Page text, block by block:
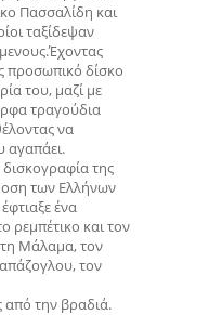
Πασσαλίδη και
ταξίδεψαν
προσωπικό δίσκο
του, μαζί με
τραγούδια
να
αγαπάει.
της
των Ελλήνων
ένα
ρεμπέτικο και τον
Μάλαμα, τον
τον
την βραδιά.